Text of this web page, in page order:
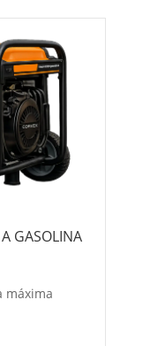
GASOLINA
máxima